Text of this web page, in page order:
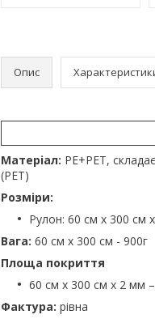
Опис
Матеріал: PE+PET,
(PET)
Розміри:
Рулон: 60 см х 300 см
Вага: 60 см х 300 см - 900г
Площа покриття
60 см х 300 см х 2 мм
Фактура: рівна